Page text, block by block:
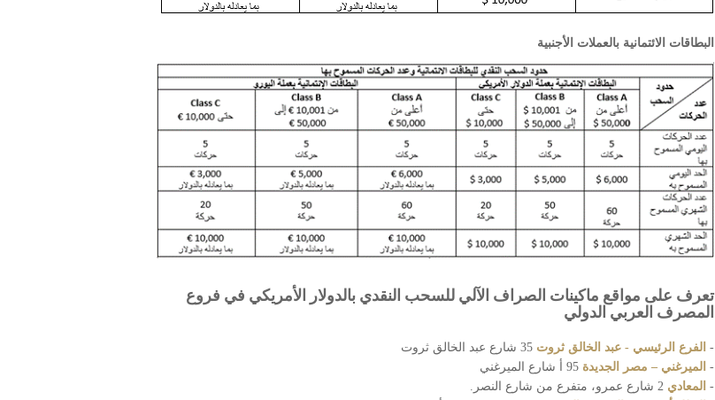
البطاقات الائتمانية بالعملات الأجنبية
تعرف على مواقع ماكينات الصراف الآلي للسحب النقدي بالدولار الأمريكي في فروع
المصرف العربي الدولي
- الفرع الرئيسي - عبد الخالق ثروت 35 شارع عبد الخالق ثروت
- الميرغني – مصر الجديدة 95 أ شارع الميرغني
- المعادي 2 شارع عمرو، متفرع من شارع النصر.